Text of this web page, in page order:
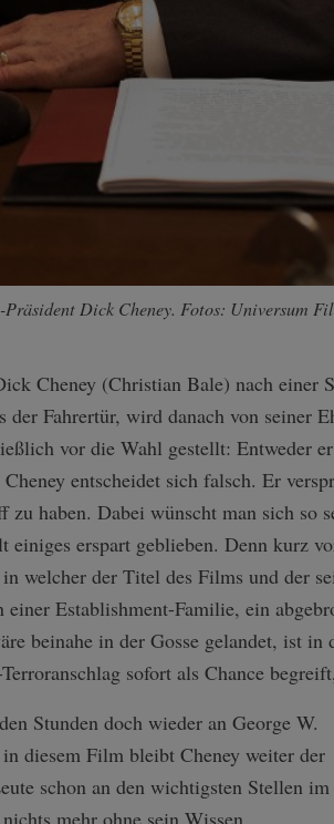
Dick Cheney. Fotos: Universum
Cheney (Christian Bale) nach einer
Fahrertür, wird danach von seiner
vor die Wahl gestellt: Entweder
entscheidet sich falsch. Er
haben. Dabei wünscht man sich so
erspart geblieben. Denn kurz
welcher der Titel des Films und der
Establishment-Familie, ein
beinahe in der Gosse gelandet, ist in
sofort als Chance
Stunden doch wieder an George W.
diesem Film bleibt Cheney weiter der
schon an den wichtigsten Stellen im